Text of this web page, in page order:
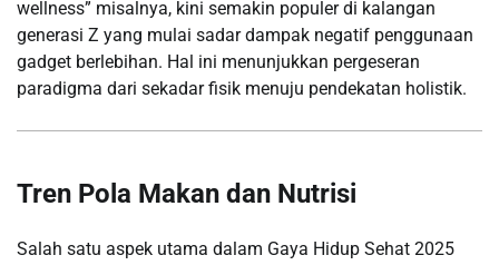
wellness” misalnya, kini semakin populer di kalangan
generasi Z yang mulai sadar dampak negatif penggunaan
gadget berlebihan. Hal ini menunjukkan pergeseran
paradigma dari sekadar fisik menuju pendekatan holistik.
Tren Pola Makan dan Nutrisi
Salah satu aspek utama dalam Gaya Hidup Sehat 2025